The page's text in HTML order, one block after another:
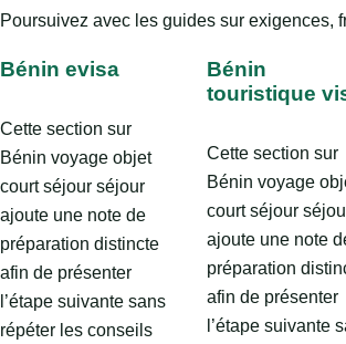
Poursuivez avec les guides sur exigences,
Bénin evisa
Cette section sur
Bénin voyage objet
court séjour séjour
ajoute une note de
préparation distincte
afin de présenter
l’étape suivante sans
répéter les conseils
Bénin
touristique
Cette section sur
Bénin voyage
court séjour
ajoute une note
préparation
afin de présenter
l’étape suivante